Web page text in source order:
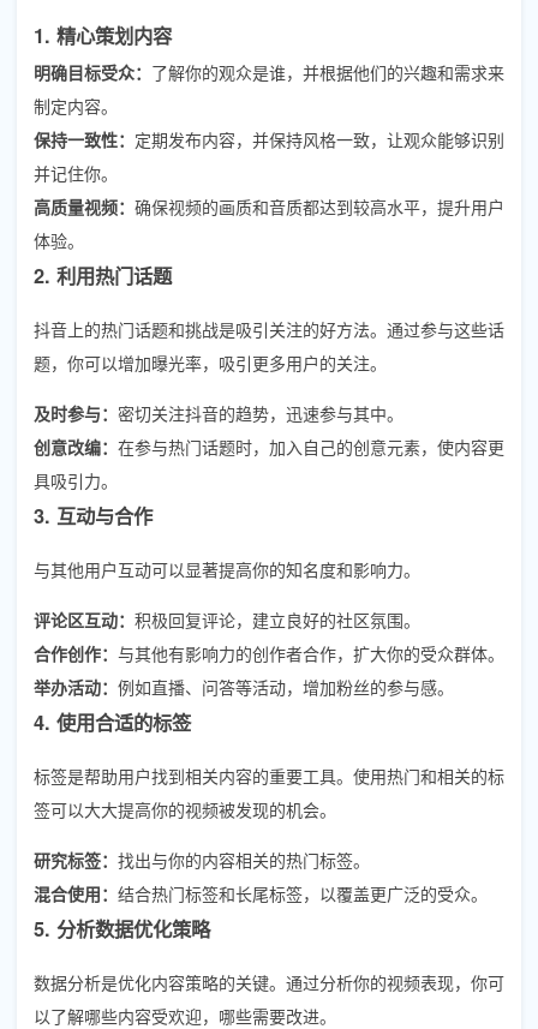
1. 精心策划内容
明确目标受众： 了解你的观众是谁，并根据他们的兴趣和需求来
制定内容。
保持一致性： 定期发布内容，并保持风格一致，让观众能够识别
并记住你。
高质量视频： 确保视频的画质和音质都达到较高水平，提升用户
体验。
2. 利用热门话题
抖音上的热门话题和挑战是吸引关注的好方法。通过参与这些话
题，你可以增加曝光率，吸引更多用户的关注。
及时参与： 密切关注抖音的趋势，迅速参与其中。
创意改编： 在参与热门话题时，加入自己的创意元素，使内容更
具吸引力。
3. 互动与合作
与其他用户互动可以显著提高你的知名度和影响力。
评论区互动： 积极回复评论，建立良好的社区氛围。
合作创作： 与其他有影响力的创作者合作，扩大你的受众群体。
举办活动： 例如直播、问答等活动，增加粉丝的参与感。
4. 使用合适的标签
标签是帮助用户找到相关内容的重要工具。使用热门和相关的标
签可以大大提高你的视频被发现的机会。
研究标签： 找出与你的内容相关的热门标签。
混合使用： 结合热门标签和长尾标签，以覆盖更广泛的受众。
5. 分析数据优化策略
数据分析是优化内容策略的关键。通过分析你的视频表现，你可
以了解哪些内容受欢迎，哪些需要改进。